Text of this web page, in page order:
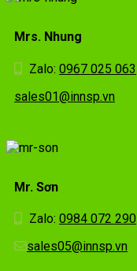
Mrs. Nhung
Zalo: 0967 025 063
sales01@innsp.vn
Mr. Sơn
Zalo: 0984 072 290
sales05@innsp.vn